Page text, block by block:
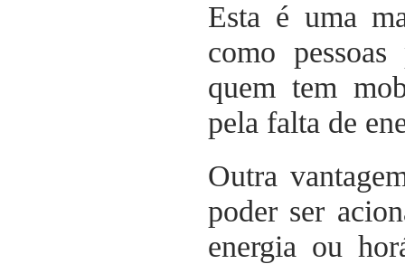
Esta é uma
como
quem tem
pela falta de
Outra
poder ser
energia ou